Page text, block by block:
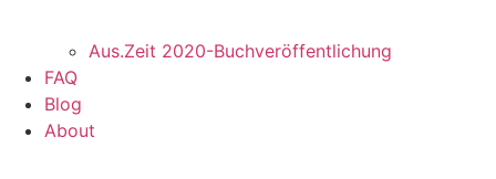
Aus.Zeit 2020-Buch­veröffentlichung
FAQ
Blog
About